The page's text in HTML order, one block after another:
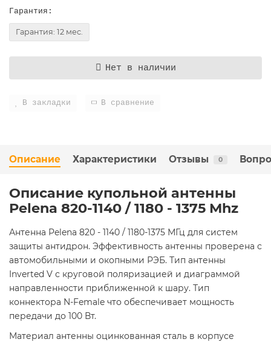
Гарантия:
Гарантия: 12 мес.
Нет в наличии
В закладки В сравнение
Описание Характеристики Отзывы 0
Описание купольной антенны
Pelena 820-1140 / 1180 - 1375 Mhz
Антенна Pelena 820 - 1140 / 1180-1375 МГц для систем
защиты антидрон. Эффективность антенны проверена с
автомобильными и окопными РЭБ. Тип антенны
Inverted V с круговой поляризацией и диаграммой
направленности приближенной к шару. Тип
коннектора N-Female что обеспечивает мощность
передачи до 100 Вт.
Материал антенны оцинкованная сталь в корпусе